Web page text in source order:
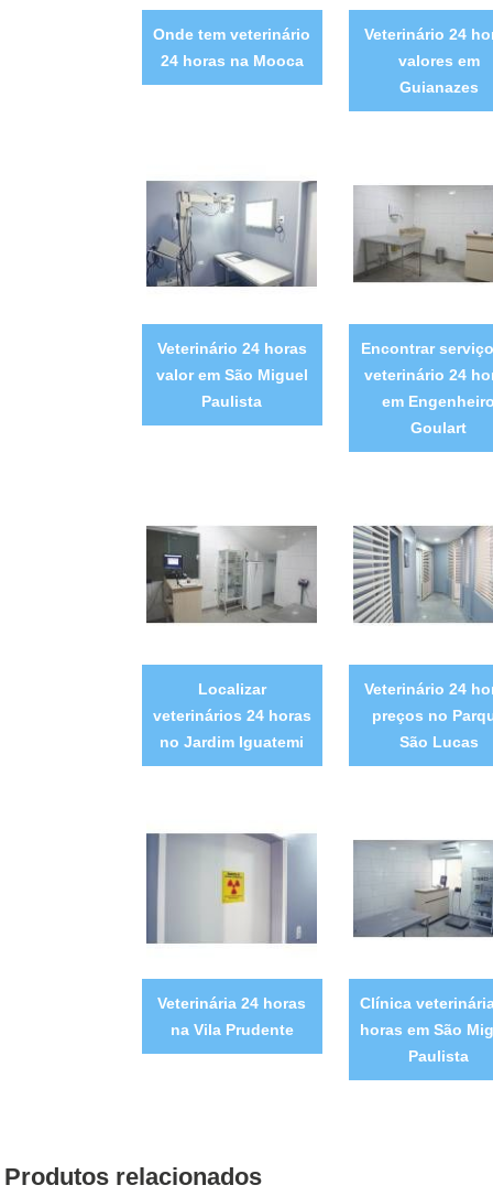
Onde tem veterinário
24 horas na Mooca
Veterinário 24
valores em
Guianazes
Veterinário 24 horas
valor em São Miguel
Paulista
Encontrar
veterinário 24
em
Goulart
Localizar
veterinários 24 horas
no Jardim Iguatemi
Veterinário 24
preços no
São Lucas
Veterinária 24 horas
na Vila Prudente
Clínica
horas em São
Paulista
Produtos relacionados